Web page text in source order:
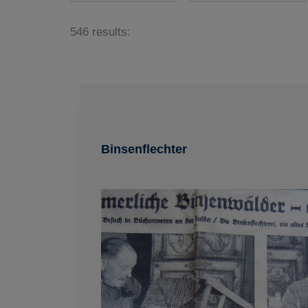
546 results:
Binsenflechter